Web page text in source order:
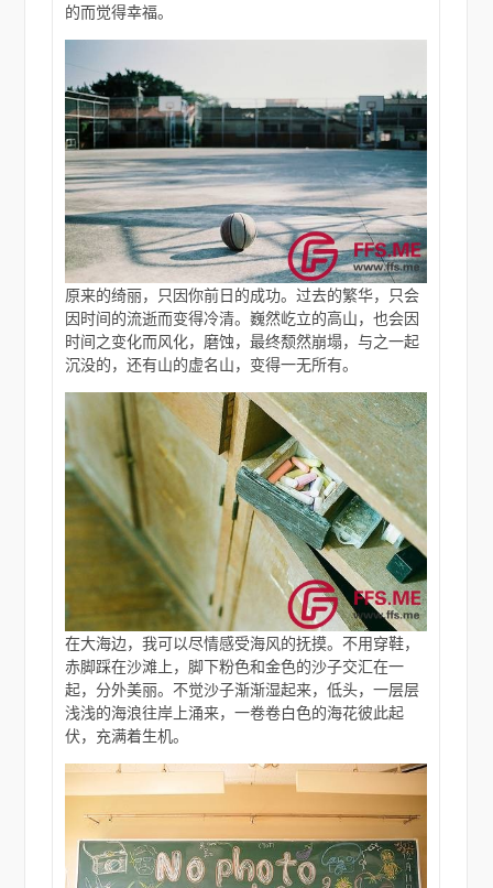
的而觉得幸福。
原来的绮丽，只因你前日的成功。过去的繁华，只会
因时间的流逝而变得冷清。巍然屹立的高山，也会因
时间之变化而风化，磨蚀，最终颓然崩塌，与之一起
沉没的，还有山的虚名山，变得一无所有。
在大海边，我可以尽情感受海风的抚摸。不用穿鞋，
赤脚踩在沙滩上，脚下粉色和金色的沙子交汇在一
起，分外美丽。不觉沙子渐渐湿起来，低头，一层层
浅浅的海浪往岸上涌来，一卷卷白色的海花彼此起
伏，充满着生机。